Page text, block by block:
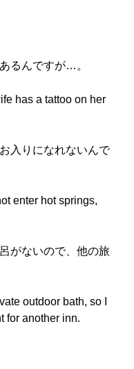
るんですが…。
has a tattoo on her
入りになれないんで
enter hot springs,
がないので、他の旅
outdoor bath, so I
for another inn.